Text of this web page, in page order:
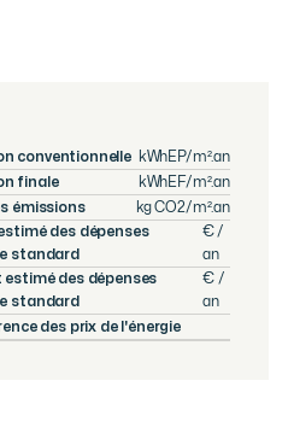
conventionnelle
kWhEP/m².an
finale
kWhEF/m².an
émissions
kg CO2/m².an
des dépenses
standard
€ /
an
des dépenses
standard
€ /
an
des prix de l'énergie